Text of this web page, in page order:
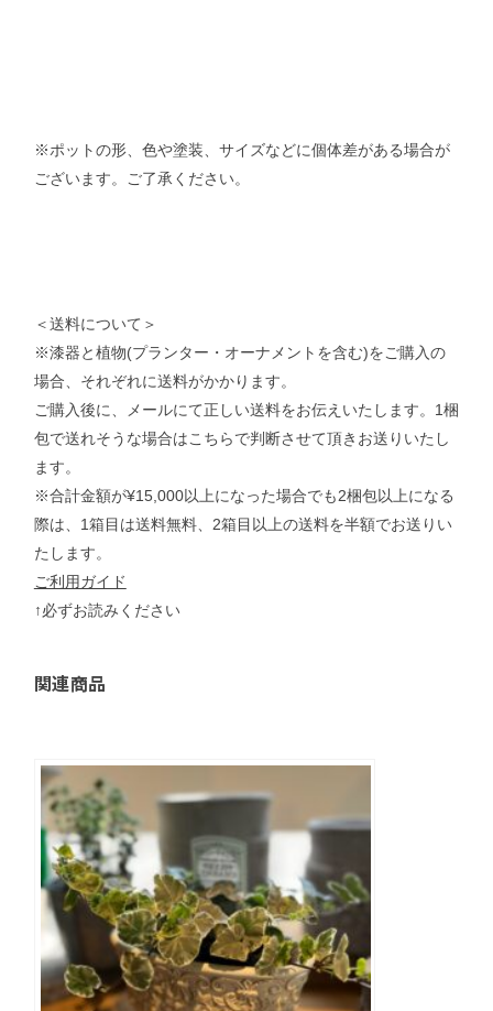
※ポットの形、色や塗装、サイズなどに個体差がある場合が
ございます。ご了承ください。
＜送料について＞
※漆器と植物(プランター・オーナメントを含む)をご購入の
場合、それぞれに送料がかかります。
ご購入後に、メールにて正しい送料をお伝えいたします。1梱
包で送れそうな場合はこちらで判断させて頂きお送りいたし
ます。
※合計金額が¥15,000以上になった場合でも2梱包以上になる
際は、1箱目は送料無料、2箱目以上の送料を半額でお送りい
たします。
ご利用ガイド
↑必ずお読みください
関連商品